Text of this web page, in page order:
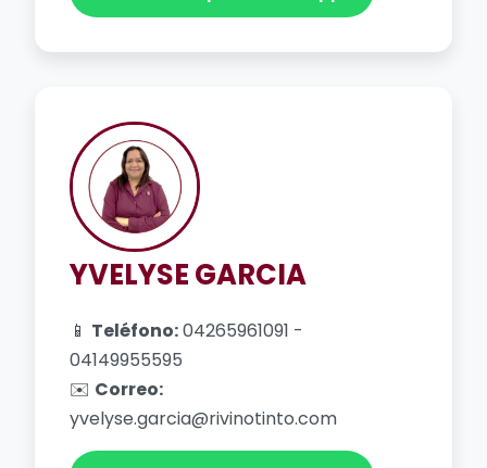
YVELYSE GARCIA
📱 Teléfono:04265961091 -
04149955595
✉️ Correo:
yvelyse.garcia@rivinotinto.com